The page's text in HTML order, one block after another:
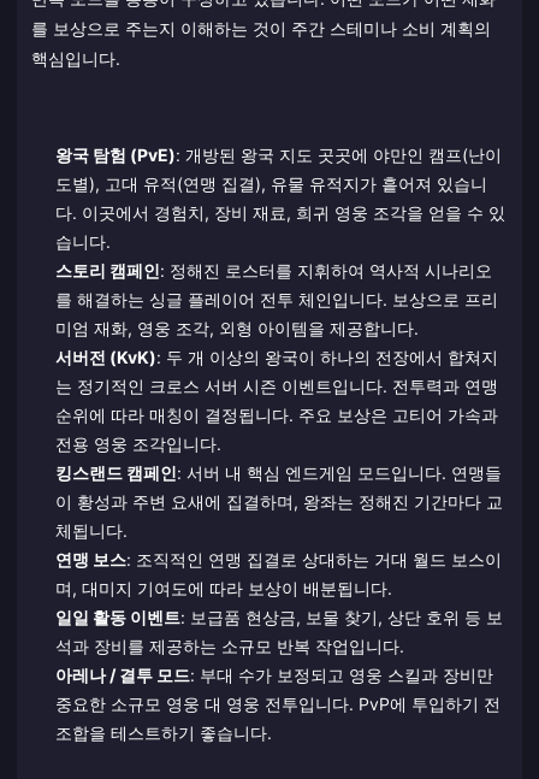
를 보상으로 주는지 이해하는 것이 주간 스테미나 소비 계획의
핵심입니다.
왕국 탐험 (PvE): 개방된 왕국 지도 곳곳에 야만인 캠프(난이
도별), 고대 유적(연맹 집결), 유물 유적지가 흩어져 있습니
다. 이곳에서 경험치, 장비 재료, 희귀 영웅 조각을 얻을 수 있
습니다.
스토리 캠페인: 정해진 로스터를 지휘하여 역사적 시나리오
를 해결하는 싱글 플레이어 전투 체인입니다. 보상으로 프리
미엄 재화, 영웅 조각, 외형 아이템을 제공합니다.
서버전 (KvK): 두 개 이상의 왕국이 하나의 전장에서 합쳐지
는 정기적인 크로스 서버 시즌 이벤트입니다. 전투력과 연맹
순위에 따라 매칭이 결정됩니다. 주요 보상은 고티어 가속과
전용 영웅 조각입니다.
킹스랜드 캠페인: 서버 내 핵심 엔드게임 모드입니다. 연맹들
이 황성과 주변 요새에 집결하며, 왕좌는 정해진 기간마다 교
체됩니다.
연맹 보스: 조직적인 연맹 집결로 상대하는 거대 월드 보스이
며, 대미지 기여도에 따라 보상이 배분됩니다.
일일 활동 이벤트: 보급품 현상금, 보물 찾기, 상단 호위 등 보
석과 장비를 제공하는 소규모 반복 작업입니다.
아레나 / 결투 모드: 부대 수가 보정되고 영웅 스킬과 장비만
중요한 소규모 영웅 대 영웅 전투입니다. PvP에 투입하기 전
조합을 테스트하기 좋습니다.